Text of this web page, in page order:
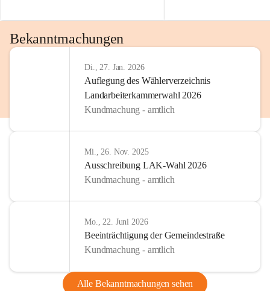
Bekanntmachungen
Di., 27. Jan. 2026
Auflegung des Wählerverzeichnis
Landarbeiterkammerwahl 2026
Kundmachung - amtlich
Mi., 26. Nov. 2025
Ausschreibung LAK-Wahl 2026
Kundmachung - amtlich
Mo., 22. Juni 2026
Beeinträchtigung der Gemeindestraße
Kundmachung - amtlich
Alle Bekanntmachungen sehen